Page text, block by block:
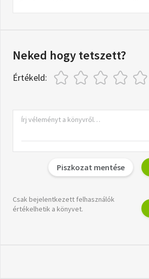
Neked hogy tetszett?
Értékeld:
Piszkozat mentése
Csak bejelentkezett felhasználók
értékelhetik a könyvet.